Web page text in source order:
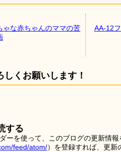
ゃな赤ちゃんのママの苦
AA-12
くお願いします！
する
ーを使って、このブログの更新情
feed/atom/）を登録すれば、更新